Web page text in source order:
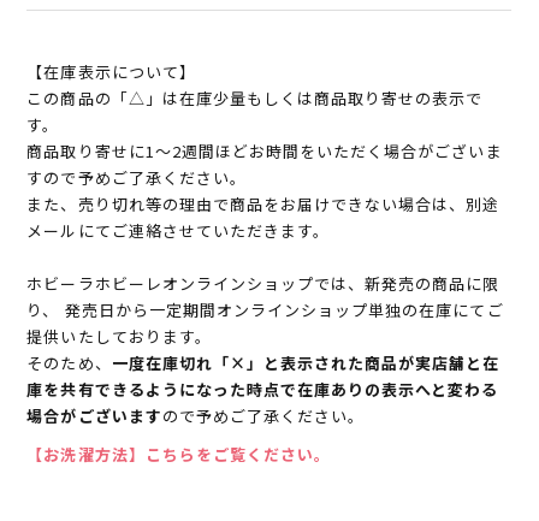
【在庫表示について】
この商品の「△」は在庫少量もしくは商品取り寄せの表示で
す。
商品取り寄せに1～2週間ほどお時間をいただく場合がございま
すので予めご了承ください。
また、売り切れ等の理由で商品をお届けできない場合は、別途
メールにてご連絡させていただきます。
ホビーラホビーレオンラインショップでは、新発売の商品に限
り、 発売日から一定期間オンラインショップ単独の在庫にてご
提供いたしております。
そのため、 一度在庫切れ「×」と表示された商品が実店舗と在
庫を共有できるようになった時点で在庫ありの表示へと変わる
場合がございますので予めご了承ください。
【お洗濯方法】こちらをご覧ください。